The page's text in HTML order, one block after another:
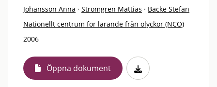
Johansson Anna · Strömgren Mattias · Backe Stefan
Nationellt centrum för lärande från olyckor (NCO)
2006
Öppna dokument